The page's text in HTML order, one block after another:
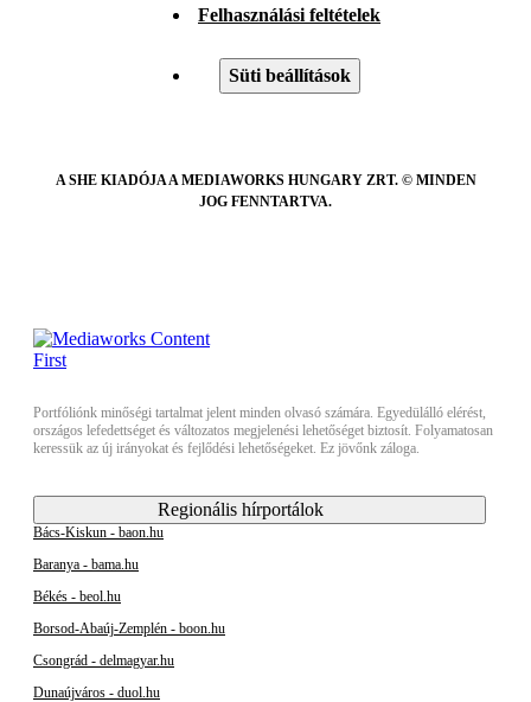
Felhasználási feltételek
Süti beállítások
A SHE KIADÓJA A MEDIAWORKS HUNGARY ZRT. © MINDEN
JOG FENNTARTVA.
Portfóliónk minőségi tartalmat jelent minden olvasó számára. Egyedülálló elérést,
országos lefedettséget és változatos megjelenési lehetőséget biztosít. Folyamatosan
keressük az új irányokat és fejlődési lehetőségeket. Ez jövőnk záloga.
Regionális hírportálok
Bács-Kiskun - baon.hu
Baranya - bama.hu
Békés - beol.hu
Borsod-Abaúj-Zemplén - boon.hu
Csongrád - delmagyar.hu
Dunaújváros - duol.hu